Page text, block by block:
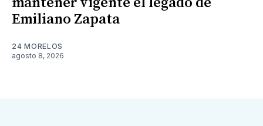
Emiliano Zapata
24 MORELOS
agosto 8, 2026